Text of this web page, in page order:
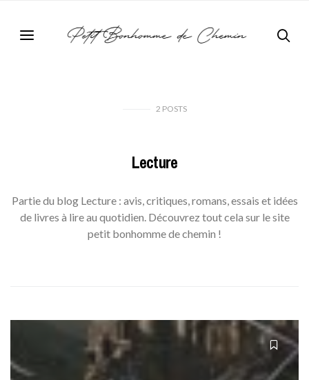
2 POSTS
Lecture
Partie du blog Lecture : avis, critiques, romans, essais et idées
de livres à lire au quotidien. Découvrez tout cela sur le site
petit bonhomme de chemin !